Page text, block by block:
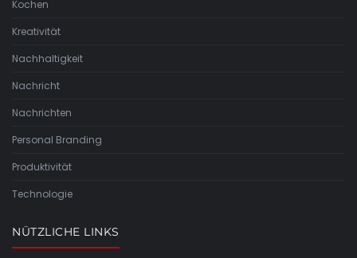
Kochen
Kreativität
Nachhaltigkeit
Nachricht
Nachrichten
Personal Branding
Produktivität
Technologie
NÜTZLICHE LINKS